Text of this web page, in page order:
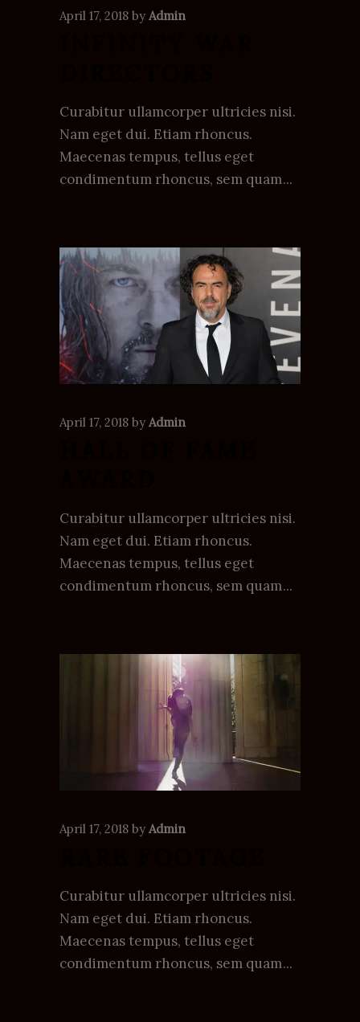
April 17, 2018 by Admin
Curabitur ullamcorper ultricies nisi.
Nam eget dui. Etiam rhoncus.
Maecenas tempus, tellus eget
condimentum rhoncus, sem quam
April 17, 2018 by Admin
Curabitur ullamcorper ultricies nisi.
Nam eget dui. Etiam rhoncus.
Maecenas tempus, tellus eget
condimentum rhoncus, sem quam
April 17, 2018 by Admin
Curabitur ullamcorper ultricies nisi.
Nam eget dui. Etiam rhoncus.
Maecenas tempus, tellus eget
condimentum rhoncus, sem quam